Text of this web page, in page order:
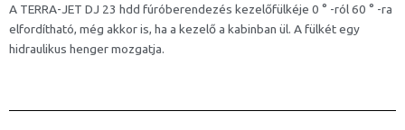
A TERRA-JET DJ 23 hdd fúróberendezés kezelőfülkéje 0 ° -ról 60 ° -ra
elfordítható, még akkor is, ha a kezelő a kabinban ül. A fülkét egy
hidraulikus henger mozgatja.